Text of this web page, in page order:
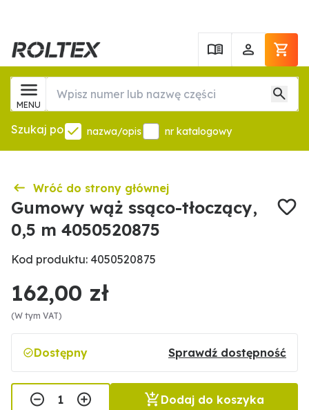
MENU
Szukaj po nazwa/opis nr katalogowy
Wróć do strony głównej
Gumowy wąż ssąco-tłoczący,
0,5 m 4050520875
Kod produktu: 4050520875
162,00 zł
(W tym VAT)
Dostępny Sprawdź dostępność
Dodaj do koszyka